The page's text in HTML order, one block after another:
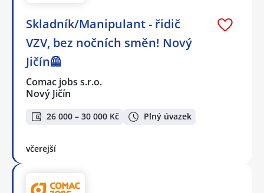
Skladník/Manipulant - řidič
VZV, bez nočních směn! Nový
Jičín🦺
Comac jobs s.r.o.
Nový Jičín
26 000 – 30 000 Kč Plný úvazek
včerejší